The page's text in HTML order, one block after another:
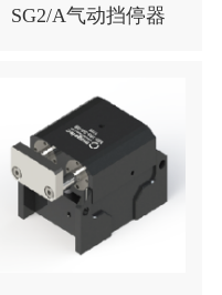
SG2/A气动挡停器